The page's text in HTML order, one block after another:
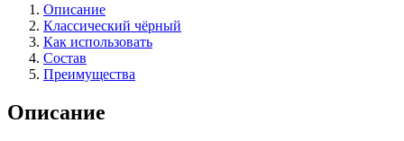
Описание
Классический чёрный
Как использовать
Состав
Преимущества
Описание